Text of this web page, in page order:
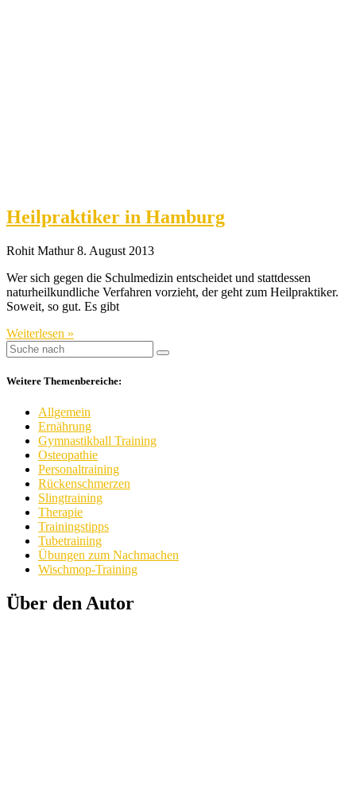
Heilpraktiker in Hamburg
Rohit Mathur8. August 2013
Wer sich gegen die Schulmedizin entscheidet und stattdessen
naturheilkundliche Verfahren vorzieht, der geht zum Heilpraktiker.
Soweit, so gut. Es gibt
Weiterlesen »
Weitere Themenbereiche:
Allgemein
Ernährung
Gymnastikball Training
Osteopathie
Personaltraining
Rückenschmerzen
Slingtraining
Therapie
Trainingstipps
Tubetraining
Übungen zum Nachmachen
Wischmop-Training
Über den Autor